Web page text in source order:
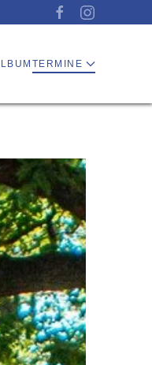
TERMINE